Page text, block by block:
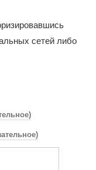
сетей либо